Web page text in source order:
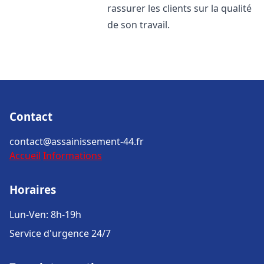
rassurer les clients sur la qualité
de son travail.
Contact
contact@assainissement-44.fr
Accueil Informations
Horaires
Lun-Ven: 8h-19h
Service d'urgence 24/7